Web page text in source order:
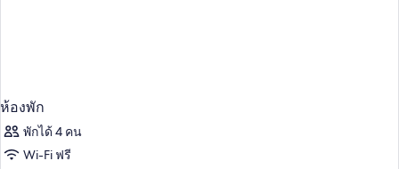
ห้องพัก
พักได้ 4 คน
Wi-Fi ฟรี